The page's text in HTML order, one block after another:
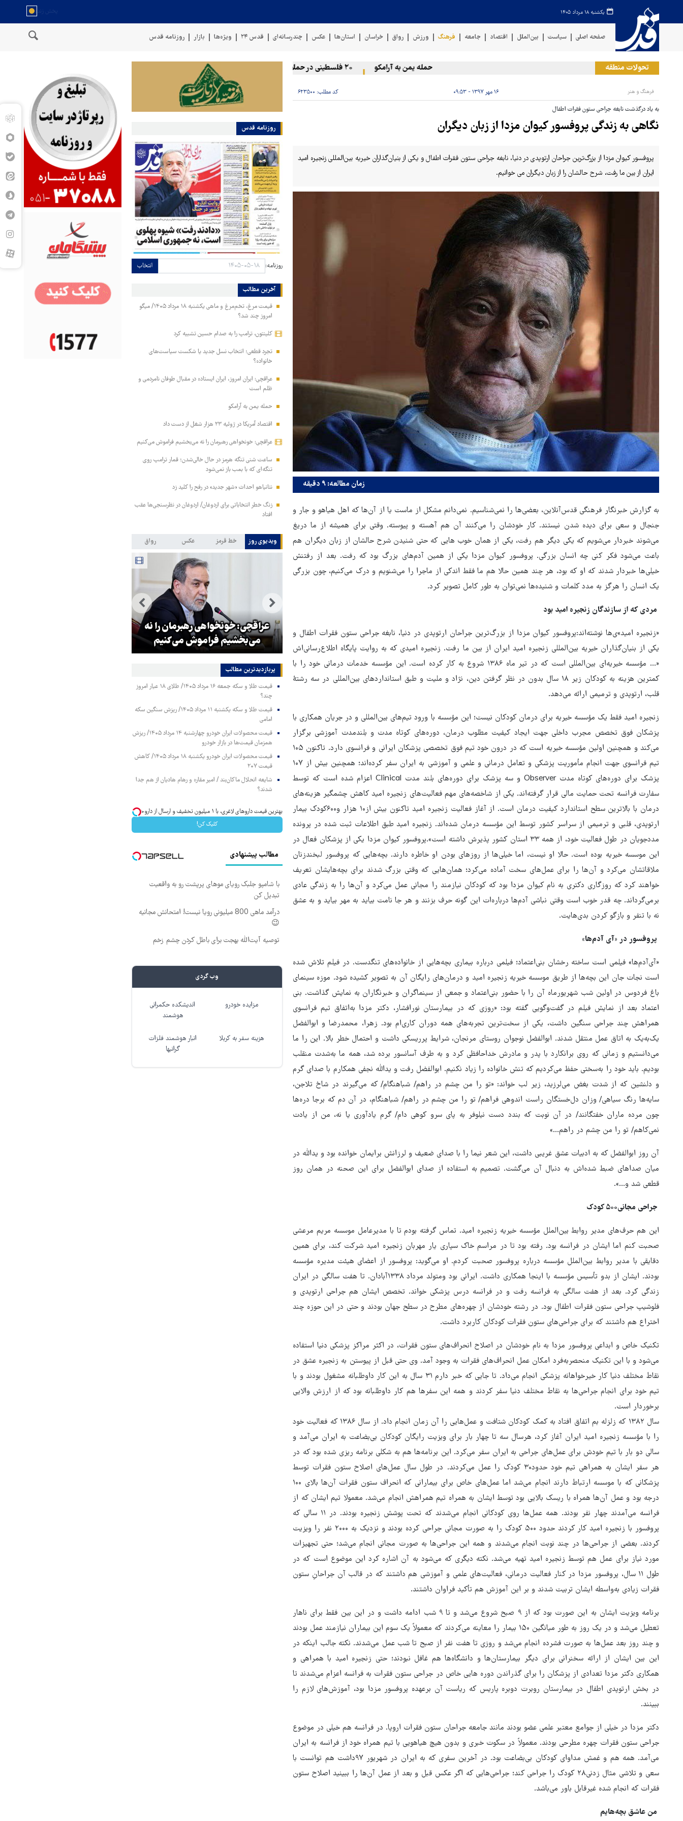
یکشنبه ۱۸ مرداد ۱۴۰۵
صفحه اصلی سیاست بین‌الملل اقتصاد جامعه فرهنگ ورزش رواق خراسان استان‌ها عکس چندرسانه‌ای قدس ۲۴ ویژه‌ها بازار روزنامه قدس
تحولات منطقه حمله یمن به آرامکو ۲۰ فلسطینی در حملات صهیونیست‌ها و شهرک‌نشینان در کرانه باختری زخمی شدند
فرهنگ و هنر ۱۶ مهر ۱۳۹۷ - ۰۹:۵۳ کد مطلب: ۶۲۳۵۰۰
به یاد درگذشت نابغه جراحی ستون فقرات اطفال
نگاهی به زندگی پروفسور کیوان مزدا از زبان دیگران
پروفسور کیوان مزدا از بزرگ‌ترین جراحان ارتوپدی در دنیا، نابغه جراحی ستون فقرات اطفال و یکی از بنیان‌گذاران خیریه بین‌المللی زنجیره امید
ایران از بین ما رفت، شرح حالشان را از زبان دیگران می خوانیم.
زمان مطالعه: ۹ دقیقه
به گزارش خبرنگار فرهنگی قدس‌آنلاین، بعضی‌ها را نمی‌شناسیم. نمی‌دانم مشکل از ماست یا از آن‌ها که اهل هیاهو و جار و
جنجال و سعی برای دیده شدن نیستند. کار خودشان را می‌کنند آن هم آهسته و پیوسته. وقتی برای همیشه از ما دریغ
می‌شوند خبردار می‌شویم که یکی دیگر هم رفت، یکی از همان خوب هایی که حتی شنیدن شرح حالشان از زبان دیگران هم
باعث می‌شود فکر کنی چه انسان بزرگی. پروفسور کیوان مزدا یکی از همین آدم‌های بزرگ بود که رفت. بعد از رفتنش
خیلی‌ها خبردار شدند که او که بود، هر چند همین حالا هم ما فقط اندکی از ماجرا را می‌شنویم و درک می‌کنیم، چون بزرگی
یک انسان را هرگز به مدد کلمات و شنیده‌ها نمی‌توان به طور کامل تصویر کرد.
مردی که از سازندگان زنجیره امید بود
«زنجیره امید»ی‌ها نوشته‌اند:پروفسور کیوان مزدا از بزرگ‌ترین جراحان ارتوپدی در دنیا، نابغه جراحی ستون فقرات اطفال و
یکی از بنیان‌گذاران خیریه بین‌المللی زنجیره امید ایران از بین ما رفت. زنجیره امیدی که به روایت پایگاه اطلاع‌رسانی‌اش
«... مؤسسه خیریه‌ای بین‌المللی است که در تیر ماه ۱۳۸۶ شروع به کار کرده است. این مؤسسه خدمات درمانی خود را با
کمترین هزینه به کودکان زیر ۱۸ سال بدون در نظر گرفتن دین، نژاد و ملیت و طبق استانداردهای بین‌المللی در سه رشتۀ
قلب، ارتوپدی و ترمیمی ارائه می‌دهد.
زنجیره امید فقط یک مؤسسه خیریه برای درمان کودکان نیست؛ این مؤسسه با ورود تیم‌های بین‌المللی و در جریان همکاری با
پزشکان فوق تخصص مجرب داخلی جهت ایجاد کیفیت مطلوب درمان، دوره‌های کوتاه مدت و بلندمدت آموزشی برگزار
می‌کند و همچنین اولین مؤسسه خیریه است که در درون خود تیم فوق تخصصی پزشکان ایرانی و فرانسوی دارد. تاکنون ۱۰۵
تیم فرانسوی جهت انجام مأموریت پزشکی و تعامل درمانی و علمی و آموزشی به ایران سفر کرده‌­اند؛ همچنین بیش از ۱۰۷
پزشک برای دوره‌های کوتاه مدت Observer و سه پزشک برای دوره‌های بلند مدت Clinical اعزام شده است که توسط
سفارت فرانسه تحت حمایت مالی قرار گرفته‌اند. یکی از شاخصه‌های مهم فعالیت‌های زنجیره امید کاهش چشمگیر هزینه‌های
درمان با بالاترین سطح استاندارد کیفیت درمان است. از آغاز فعالیت زنجیره امید تاکنون بیش از۱۰ هزار و۶۰۰کودک بیمار
ارتوپدی، قلبی و ترمیمی از سراسر کشور توسط این مؤسسه درمان شده‌اند. زنجیره امید طبق اطلاعات ثبت شده در پرونده
مددجویان در طول فعالیت خود، از همه ۳۳ استان کشور پذیرش داشته است».پروفسور کیوان مزدا یکی از پزشکان فعال در
این موسسه خیریه بوده است. حالا او نیست، اما خیلی‌ها از روزهای بودن او خاطره دارند. بچه‌هایی که پروفسور لبخندزنان
ملاقاتشان می‌کرد و آن‌ها را برای عمل‌های سخت آماده می‌کرد؛ همان‌هایی که وقتی بزرگ شدند برای بچه‌هایشان تعریف
خواهند کرد که روزگاری دکتری به نام کیوان مزدا بود که کودکان نیازمند را مجانی عمل می‌کرد و آن‌ها را به زندگی عادی
برمی‌گرداند. چه قدر خوب است وقتی نباشی آدم‌ها درباره‌ات این گونه حرف بزنند و هر جا نامت بیاید به مهر بیاید و به عشق
نه با تنفر و بازگو کردن بدی‌هایت.
پروفسور در «آی آدم‌ها»
«آی‌آدم‌ها» فیلمی است ساخته رخشان بنی‌اعتماد؛ فیلمی درباره بیماری بچه‌هایی از خانواده‌های تنگدست. در فیلم تلاش شده
است نجات جان این بچه‌ها از طریق موسسه خیریه زنجیره امید و درمان‌های رایگان آن به تصویر کشیده شود. موزه سینمای
باغ فردوس در اولین شب شهریورماه آن را با حضور بنی‌اعتماد و جمعی از سینماگران و خبرنگاران به نمایش گذاشت. بنی
اعتماد بعد از نمایش فیلم در گفت‌وگویی گفته بود: «روزی که در بیمارستان نورافشار، دکتر مزدا به‌اتفاق تیم فرانسوی
همراهش چند جراحی سنگین داشت، یکی از سخت‌ترین تجربه‌های همه دوران کاری‌ام بود. زهرا، محمدرضا و ابوالفضل
یک‌به‌یک به اتاق عمل منتقل شدند. ابوالفضل نوجوان روستای مرنجان، شرایط پرریسکی داشت و احتمال خطر بالا. این را ما
می‌دانستیم و زمانی که روی برانکارد با پدر و مادرش خداحافظی کرد و به ‌طرف آسانسور برده شد، همه ما به‌شدت منقلب
بودیم. باید خود را به‌سختی حفظ می‌کردیم که تنش خانواده را زیاد نکنیم. ابوالفضل رفت و یدالله نجفی همکارم با صدای گرم
و دلنشین که از شدت بغض می‌لرزید، زیر لب خواند: «تو را من چشم در راهم/ شباهنگام/ که می‌گیرند در شاخ تلاجن،
سایه‌ها رنگ سیاهی/ وزان دل‌خستگان راست اندوهی فراهم/ تو را من چشم در راهم/ شباهنگام، در آن دم که برجا دره‌ها
چون مرده ماران خفتگانند/ در آن نوبت که بندد دست نیلوفر به ‌پای سرو کوهی دام/ گرم یادآوری یا نه، من از یادت
نمی‌کاهم/ تو را من چشم در راهم…»
آن روز ابوالفضل که به ادبیات عشق غریبی داشت، این شعر نیما را با صدای ضعیف و لرزانش برایمان خوانده بود و یدالله در
میان صداهای ضبط ‌شده‌اش به دنبال آن می‌گشت. تصمیم به استفاده از صدای ابوالفضل برای این صحنه در همان روز
قطعی شد و...».
جراحی مجانی۵۰۰ کودک
این هم حرف‌های مدیر روابط بین‌الملل مؤسسه خیریه زنجیره امید. تماس گرفته بودم تا با مدیرعامل موسسه مریم مرعشی
صحبت کنم اما ایشان در فرانسه بود. رفته بود تا در مراسم خاک سپاری یار مهربان زنجیره امید شرکت کند، برای همین
دقایقی با مدیر روابط بین‌الملل مؤسسه درباره پروفسور صحبت کردم. او می‌گوید: پروفسور از اعضای هیئت مدیره مؤسسه
بودند. ایشان از بدو تأسیس مؤسسه با اینجا همکاری داشت. ایرانی بود ومتولد مرداد ۱۳۳۸آبادان. تا هفت سالگی در ایران
زندگی کرد. بعد از هفت سالگی به فرانسه رفت و در فرانسه درس پزشکی خواند. تخصص ایشان هم جراحی ارتوپدی و
فلوشیپ جراحی ستون فقرات اطفال بود. در رشته خودشان از چهره‌های مطرح در سطح جهان بودند و حتی در این حوزه چند
اختراع هم داشتند که برای جراحی‌های ستون فقرات کودکان کاربرد داشت.
تکنیک خاص و ابداعی پروفسور مزدا به نام خودشان در اصلاح انحراف‌های ستون فقرات، در اکثر مراکز پزشکی دنیا استفاده
می‌شود و با این تکنیک منحصربه‌فرد امکان عمل‌ انحراف‌های فقرات به وجود آمد. وی حتی قبل از پیوستن به زنجیره عشق در
نقاط مختلف دنیا کار خیرخواهانه پزشکی انجام می‌داد. تا جایی که خبر دارم ۳۱ سال به این کار داوطلبانه مشغول بودند و با
تیم خود برای انجام جراحی‌ها به نقاط مختلف دنیا سفر کردند و همه این سفرها هم کار داوطلبانه بود که از ارزش والایی
برخوردار است.
سال ۱۳۸۲ که زلزله بم اتفاق افتاد به کمک کودکان شتافت و عمل‌هایی را آن زمان انجام داد. از سال ۱۳۸۶ که فعالیت خود
را با مؤسسه زنجیره امید ایران آغاز کرد، هرسال سه تا چهار بار برای ویزیت رایگان کودکان بی‌بضاعت به ایران می‌آمد و
سالی دو بار با تیم خودش برای عمل‌های جراحی به ایران سفر می‌کرد. این برنامه‌ها هم به شکلی برنامه ریزی شده بود که در
هر سفر ایشان به همراهی تیم خود حدود۳۰ کودک را عمل می‌کردند. در طول سال عمل‌های اصلاح ستون فقرات توسط
پزشکانی که با موسسه ارتباط دارند انجام می‌شد اما عمل‌های خاص برای بیمارانی که انحراف ستون فقرات آن‌ها بالای ۱۰۰
درجه بود و عمل آن‌ها همراه با ریسک بالایی بود توسط ایشان به همراه تیم همراهش انجام می‌شد. معمولا تیم ایشان که از
فرانسه می‌آمدند چهار نفر بودند. همه عمل‌ها روی کودکانی انجام می‌شدند که تحت پوشش زنجیره بودند. در ۱۱ سالی که
پروفسور با زنجیره امید کار کردند حدود ۵۰۰ کودک را به صورت مجانی جراحی کرده بودند و نزدیک به ۲۰۰۰ نفر را ویزیت
کردند. بعضی از جراحی‌ها در چند نوبت انجام می‌شدند و همه این جراحی‌ها به صورت مجانی انجام می‌شد؛ حتی تجهیزات
مورد نیاز برای عمل هم توسط زنجیره امید تهیه می‌شد. نکته دیگری که می‌شود به آن اشاره کرد این موضوع است که در
طول ۱۱ سال، پروفسور مزدا در کنار فعالیت درمانی، فعالیت‌های علمی و آموزشی هم داشتند که در قالب آن جراحانِ ستون
فقرات زیادی به‌واسطه ایشان تربیت شدند و بر این آموزش هم تأکید فراوان داشتند.
برنامه ویزیت ایشان به این صورت بود که از ۹ صبح شروع می‌شد و تا ۹ شب ادامه داشت و در این بین فقط برای ناهار
تعطیل می‌شد و در یک روز به طور میانگین ۱۵۰ بیمار را معاینه می‌کردند که معمولاً یک سوم این بیماران نیازمند عمل بودند
و چند روز بعد عمل‌ها به صورت فشرده انجام می‌شد و روزی تا هفت نفر از صبح تا شب عمل می‌شدند. نکته جالب اینکه در
این بین ایشان از ارائه سخنرانی برای دیگر بیمارستان‌ها و دانشگاه‌ها هم غافل نبودند؛ حتی زنجیره امید با همراهی و
همکاری دکتر مزدا تعدادی از پزشکان را برای گذراندن دوره هایی خاص در جراحی ستون فقرات به فرانسه اعزام می‌شدند تا
در بخش ارتوپدی اطفال در بیمارستان روبرت دوبره پاریس که ریاست آن برعهده پروفسور مزدا بود، آموزش‌های لازم را
ببینند.
دکتر مزدا در خیلی از جوامع معتبر علمی عضو بودند مانند جامعه جراحان ستون فقرات اروپا. در فرانسه هم خیلی در موضوع
جراحی ستون فقرات چهره مطرحی بودند. معمولاً در سکوت خبری و بدون هیچ هیاهویی با تیم همراه خود از فرانسه به ایران
می‌آمد. همه هم و غمش مداوای کودکان بی‌بضاعت بود. در آخرین سفری که به ایران در شهریور ۹۷داشت هم توانست با
سعی و تلاشی مثال زدنی۲۸ کودک را جراحی کند؛ جراحی‌هایی که اگر عکس قبل و بعد از عمل آن‌ها را ببینید اصلاح ستون
فقرات که انجام شده غیرقابل باور می‌باشد.
من عاشق بچه‌هایم
روزنامه قدس
روزنامه: انتخاب
آخرین مطالب
قیمت مرغ، تخم‌مرغ و ماهی یکشنبه ۱۸ مرداد ۱۴۰۵/ میگو
امروز چند شد؟
کلینتون، ترامپ را به صدام حسین تشبیه کرد
تجرد قطعی؛ انتخاب نسل جدید یا شکست سیاست‌های
خانواده؟
عراقچی: ایران امروز، ایران ایستاده در مقبال طوفان نامردمی و
ظلم است
حمله یمن به آرامکو
اقتصاد آمریکا در ژوئیه ۲۳ هزار شغل از دست داد
عراقچی: خونخواهی رهبرمان را نه می‌بخشیم فراموش می‌کنیم
ساعت شنی تنگه هرمز در حال خالی‌شدن؛ قمار ترامپ روی
تنگه‌ای که با بمب باز نمی‌شود
نتانیاهو احداث «شهر جدید» در رفح را کلید زد
زنگ خطر انتخاباتی برای اردوغان/ اردوغان در نظرسنجی‌ها عقب
افتاد
ویدیوی روز خط قرمز عکس رواق
پوتین: چرا رهبری آمریکا کوته‌بینانه
رفتار می‌کند؟
کلینتون، ترامپ را به صدام حسین
تشبیه کرد
عراقچی: خونخواهی رهبرمان را نه
می‌بخشیم فراموش می‌کنیم
پربازدیدترین‌ مطالب
قیمت طلا و سکه جمعه ۱۶ مرداد ۱۴۰۵/ طلای ۱۸ عیار امروز
چند؟
قیمت طلا و سکه یکشنبه ۱۱ مرداد ۱۴۰۵/ ریزش سنگین سکه
امامی
قیمت محصولات ایران خودرو چهارشنبه ۱۴ مرداد ۱۴۰۵/ ریزش
همزمان قیمت‌ها در بازار خودرو
قیمت محصولات ایران خودرو یکشنبه ۱۸ مرداد ۱۴۰۵/ کاهش
قیمت ۲۰۷
شایعه انحلال ماکان‌بند / امیر مقاره و رهام هادیان از هم جدا
شدند؟
بهترین قیمت داروهای لاغری، با ۱ میلیون تخفیف و ارسال از داروخانه‌
کلیک کن!
مطالب پیشنهادی
با شامپو جلبک رویای موهای پرپشت رو به واقعیت
تبدیل کن
درآمد ماهی 800 میلیونی رویا نیست! امتحانش مجانیه
😉
توصیه آیت‌الله بهجت برای باطل کردن چشم زخم
وب گردی
مزایده خودرو
اندیشکده حکمرانی
هوشمند
هزینه سفر به کربلا
انبار هوشمند فلزات
گرانبها